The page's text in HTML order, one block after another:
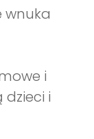
wnuka
i
i